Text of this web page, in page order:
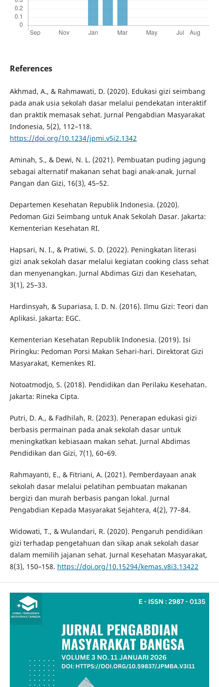
References
Akhmad, A., & Rahmawati, D. (2020). Edukasi gizi seimbang
pada anak usia sekolah dasar melalui pendekatan interaktif
dan praktik memasak sehat. Jurnal Pengabdian Masyarakat
Indonesia, 5(2), 112–118.
https://doi.org/10.1234/jpmi.v5i2.1342
Aminah, S., & Dewi, N. L. (2021). Pembuatan puding jagung
sebagai alternatif makanan sehat bagi anak-anak. Jurnal
Pangan dan Gizi, 16(3), 45–52.
Departemen Kesehatan Republik Indonesia. (2020).
Pedoman Gizi Seimbang untuk Anak Sekolah Dasar. Jakarta:
Kementerian Kesehatan RI.
Hapsari, N. I., & Pratiwi, S. D. (2022). Peningkatan literasi
gizi anak sekolah dasar melalui kegiatan cooking class sehat
dan menyenangkan. Jurnal Abdimas Gizi dan Kesehatan,
3(1), 25–33.
Hardinsyah, & Supariasa, I. D. N. (2016). Ilmu Gizi: Teori dan
Aplikasi. Jakarta: EGC.
Kementerian Kesehatan Republik Indonesia. (2019). Isi
Piringku: Pedoman Porsi Makan Sehari-hari. Direktorat Gizi
Masyarakat, Kemenkes RI.
Notoatmodjo, S. (2018). Pendidikan dan Perilaku Kesehatan.
Jakarta: Rineka Cipta.
Putri, D. A., & Fadhilah, R. (2023). Penerapan edukasi gizi
berbasis permainan pada anak sekolah dasar untuk
meningkatkan kebiasaan makan sehat. Jurnal Abdimas
Pendidikan dan Gizi, 7(1), 60–69.
Rahmayanti, E., & Fitriani, A. (2021). Pemberdayaan anak
sekolah dasar melalui pelatihan pembuatan makanan
bergizi dan murah berbasis pangan lokal. Jurnal
Pengabdian Kepada Masyarakat Sejahtera, 4(2), 77–84.
Widowati, T., & Wulandari, R. (2020). Pengaruh pendidikan
gizi terhadap pengetahuan dan sikap anak sekolah dasar
dalam memilih jajanan sehat. Jurnal Kesehatan Masyarakat,
8(3), 150–158. https://doi.org/10.15294/kemas.v8i3.13422